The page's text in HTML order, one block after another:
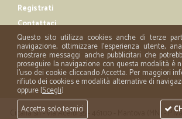
Registrati
Contattaci
Cicalia srl - via Acerbi 35 - 46100 - Mantova (MN) -
Questo sito utilizza cookies anche di terze
navigazione, ottimizzare l'esperienza utente,
mostrare messaggi anche pubblicitari che
proseguire la navigazione con questa modalità è
l'uso dei cookie cliccando Accetta. Per maggiori
rifiuto dei cookies e modalità alternative di
oppure [Scegli]
Accetta solo tecnici